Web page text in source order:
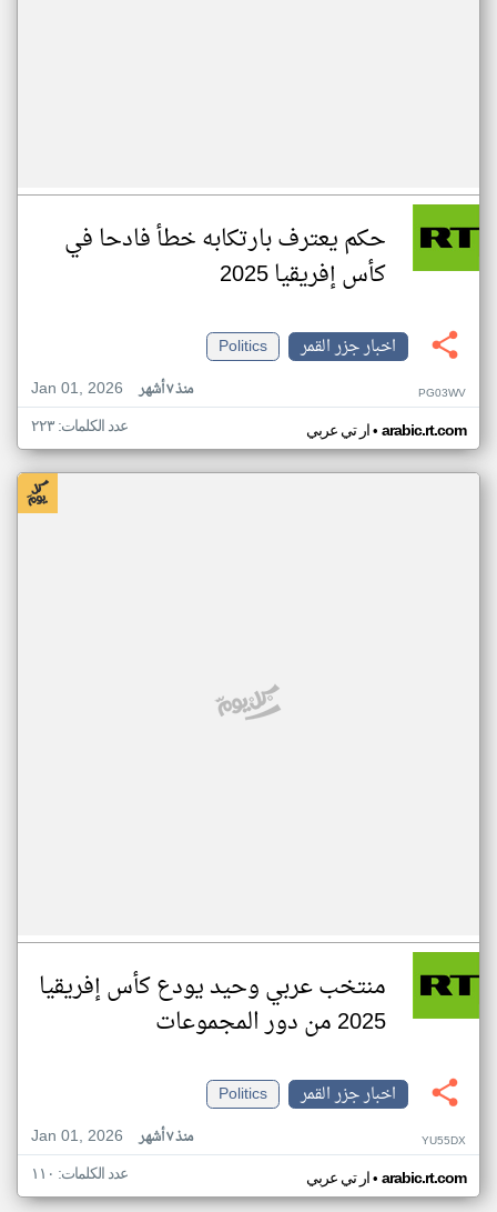
حكم يعترف بارتكابه خطأ فادحا في
كأس إفريقيا 2025
اخبار جزر القمر
Politics
Jan 01, 2026
منذ ٧ أشهر PG03WV
ار تي عربي• arabic.rt.com عدد الكلمات: ٢٢٣
منتخب عربي وحيد يودع كأس إفريقيا
2025 من دور المجموعات
اخبار جزر القمر
Politics
Jan 01, 2026
منذ ٧ أشهر YU55DX
ار تي عربي• arabic.rt.com عدد الكلمات: ١١٠